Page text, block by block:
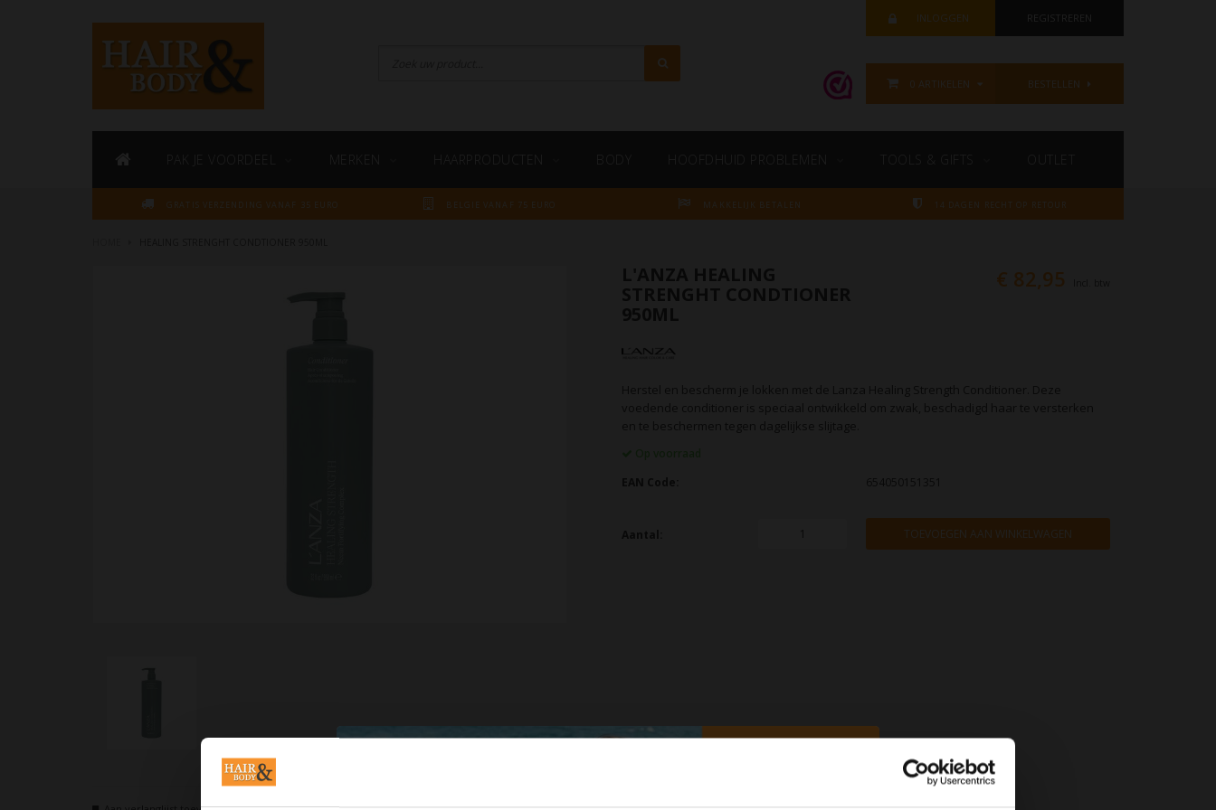
INLOGGEN REGISTREREN
0 ARTIKELEN BESTELLEN
GRATIS VERZENDING VANAF 35 EURO BELGIE VANAF 75 EURO MAKKELIJK BETALEN 14 DAGEN RECHT OP RETOUR
€ 82,95
TOEVOEGEN AAN WINKELWAGEN